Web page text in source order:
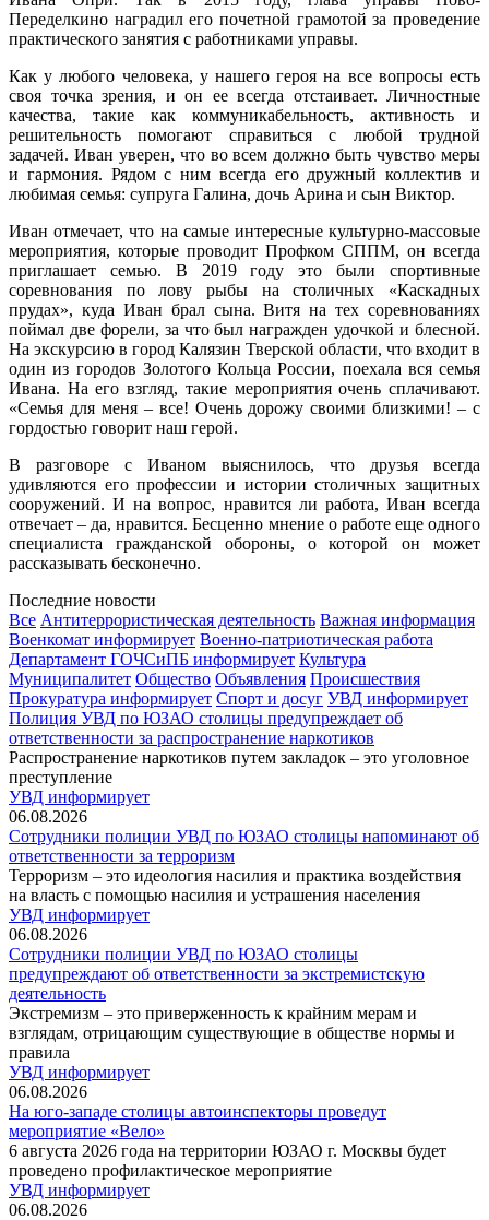
Переделкино наградил его почетной грамотой за проведение
практического занятия с работниками управы.
Как у любого человека, у нашего героя на все вопросы есть
своя точка зрения, и он ее всегда отстаивает. Личностные
качества, такие как коммуникабельность, активность и
решительность помогают справиться с любой трудной
задачей. Иван уверен, что во всем должно быть чувство меры
и гармония. Рядом с ним всегда его дружный коллектив и
любимая семья: супруга Галина, дочь Арина и сын Виктор.
Иван отмечает, что на самые интересные культурно-массовые
мероприятия, которые проводит Профком СППМ, он всегда
приглашает семью. В 2019 году это были спортивные
соревнования по лову рыбы на столичных «Каскадных
прудах», куда Иван брал сына. Витя на тех соревнованиях
поймал две форели, за что был награжден удочкой и блесной.
На экскурсию в город Калязин Тверской области, что входит в
один из городов Золотого Кольца России, поехала вся семья
Ивана. На его взгляд, такие мероприятия очень сплачивают.
«Семья для меня – все! Очень дорожу своими близкими! – с
гордостью говорит наш герой.
В разговоре с Иваном выяснилось, что друзья всегда
удивляются его профессии и истории столичных защитных
сооружений. И на вопрос, нравится ли работа, Иван всегда
отвечает – да, нравится. Бесценно мнение о работе еще одного
специалиста гражданской обороны, о которой он может
рассказывать бесконечно.
Последние новости
Все Антитеррористическая деятельность Важная информация
Военкомат информирует Военно-патриотическая работа
Департамент ГОЧСиПБ информирует Культура
Муниципалитет Общество Объявления Происшествия
Прокуратура информирует Спорт и досуг УВД информирует
Полиция УВД по ЮЗАО столицы предупреждает об
ответственности за распространение наркотиков
Распространение наркотиков путем закладок – это уголовное
преступление
УВД информирует
06.08.2026
Сотрудники полиции УВД по ЮЗАО столицы напоминают об
ответственности за терроризм
Терроризм – это идеология насилия и практика воздействия
на власть с помощью насилия и устрашения населения
УВД информирует
06.08.2026
Сотрудники полиции УВД по ЮЗАО столицы
предупреждают об ответственности за экстремистскую
деятельность
Экстремизм – это приверженность к крайним мерам и
взглядам, отрицающим существующие в обществе нормы и
правила
УВД информирует
06.08.2026
На юго-западе столицы автоинспекторы проведут
мероприятие «Вело»
6 августа 2026 года на территории ЮЗАО г. Москвы будет
проведено профилактическое мероприятие
УВД информирует
06.08.2026